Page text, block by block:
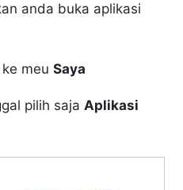
anda buka aplikasi
ke meuSaya
pilih sajaAplikasi